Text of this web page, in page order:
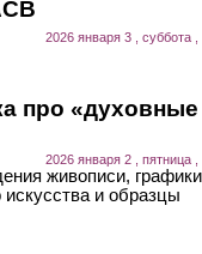
2026 января 3 , суббота ,
про «духовные
2026 января 2 , пятница ,
живописи,
искусства и образцы